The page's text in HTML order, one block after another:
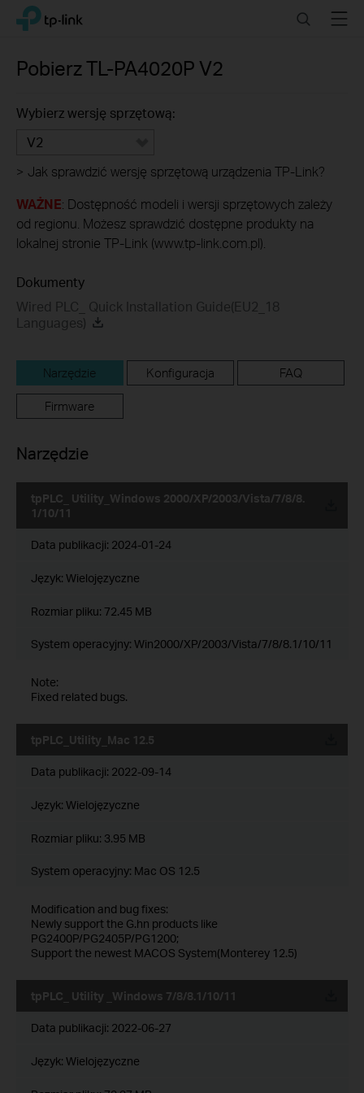
Click
navigation
TP-Link, Reliably Smart SearchMenu
PobierzTL-PA4020P V2
Wybierz wersję sprzętową:
V2
> Jak sprawdzić wersję sprzętową urządzenia TP-Link?
WAŻNE: Dostępność modeli i wersji sprzętowych zależy
od regionu. Możesz sprawdzić dostępne produkty na
lokalnej stronie TP-Link (www.tp-link.com.pl).
Dokumenty
Wired PLC_ Quick Installation Guide(EU2_18
Languages)
Narzędzie Konfiguracja FAQ
Firmware
Narzędzie
tpPLC_ Utility_Windows 2000/XP/2003/Vista/7/8/8.
1/10/11
Data publikacji: 2024-01-24
Język: Wielojęzyczne
Rozmiar pliku: 72.45 MB
System operacyjny: Win2000/XP/2003/Vista/7/8/8.1/10/11
Note:
Fixed related bugs.
tpPLC_Utility_Mac 12.5
Data publikacji: 2022-09-14
Język: Wielojęzyczne
Rozmiar pliku: 3.95 MB
System operacyjny: Mac OS 12.5
Modification and bug fixes:
Newly support the G.hn products like
PG2400P/PG2405P/PG1200;
Support the newest MACOS System(Monterey 12.5)
tpPLC_ Utility _Windows 7/8/8.1/10/11
Data publikacji: 2022-06-27
Język: Wielojęzyczne